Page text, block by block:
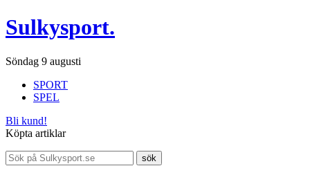
Sulkysport.
Söndag 9 augusti
SPORT
SPEL
Bli kund!
Köpta artiklar